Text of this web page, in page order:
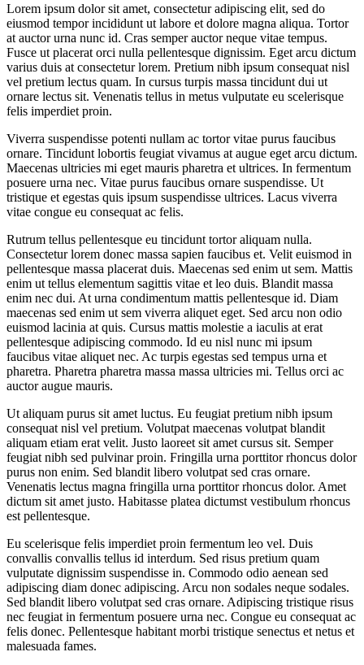
Lorem ipsum dolor sit amet, consectetur adipiscing elit, sed do
eiusmod tempor incididunt ut labore et dolore magna aliqua. Tortor
at auctor urna nunc id. Cras semper auctor neque vitae tempus.
Fusce ut placerat orci nulla pellentesque dignissim. Eget arcu dictum
varius duis at consectetur lorem. Pretium nibh ipsum consequat nisl
vel pretium lectus quam. In cursus turpis massa tincidunt dui ut
ornare lectus sit. Venenatis tellus in metus vulputate eu scelerisque
felis imperdiet proin.
Viverra suspendisse potenti nullam ac tortor vitae purus faucibus
ornare. Tincidunt lobortis feugiat vivamus at augue eget arcu dictum.
Maecenas ultricies mi eget mauris pharetra et ultrices. In fermentum
posuere urna nec. Vitae purus faucibus ornare suspendisse. Ut
tristique et egestas quis ipsum suspendisse ultrices. Lacus viverra
vitae congue eu consequat ac felis.
Rutrum tellus pellentesque eu tincidunt tortor aliquam nulla.
Consectetur lorem donec massa sapien faucibus et. Velit euismod in
pellentesque massa placerat duis. Maecenas sed enim ut sem. Mattis
enim ut tellus elementum sagittis vitae et leo duis. Blandit massa
enim nec dui. At urna condimentum mattis pellentesque id. Diam
maecenas sed enim ut sem viverra aliquet eget. Sed arcu non odio
euismod lacinia at quis. Cursus mattis molestie a iaculis at erat
pellentesque adipiscing commodo. Id eu nisl nunc mi ipsum
faucibus vitae aliquet nec. Ac turpis egestas sed tempus urna et
pharetra. Pharetra pharetra massa massa ultricies mi. Tellus orci ac
auctor augue mauris.
Ut aliquam purus sit amet luctus. Eu feugiat pretium nibh ipsum
consequat nisl vel pretium. Volutpat maecenas volutpat blandit
aliquam etiam erat velit. Justo laoreet sit amet cursus sit. Semper
feugiat nibh sed pulvinar proin. Fringilla urna porttitor rhoncus dolor
purus non enim. Sed blandit libero volutpat sed cras ornare.
Venenatis lectus magna fringilla urna porttitor rhoncus dolor. Amet
dictum sit amet justo. Habitasse platea dictumst vestibulum rhoncus
est pellentesque.
Eu scelerisque felis imperdiet proin fermentum leo vel. Duis
convallis convallis tellus id interdum. Sed risus pretium quam
vulputate dignissim suspendisse in. Commodo odio aenean sed
adipiscing diam donec adipiscing. Arcu non sodales neque sodales.
Sed blandit libero volutpat sed cras ornare. Adipiscing tristique risus
nec feugiat in fermentum posuere urna nec. Congue eu consequat ac
felis donec. Pellentesque habitant morbi tristique senectus et netus et
malesuada fames.